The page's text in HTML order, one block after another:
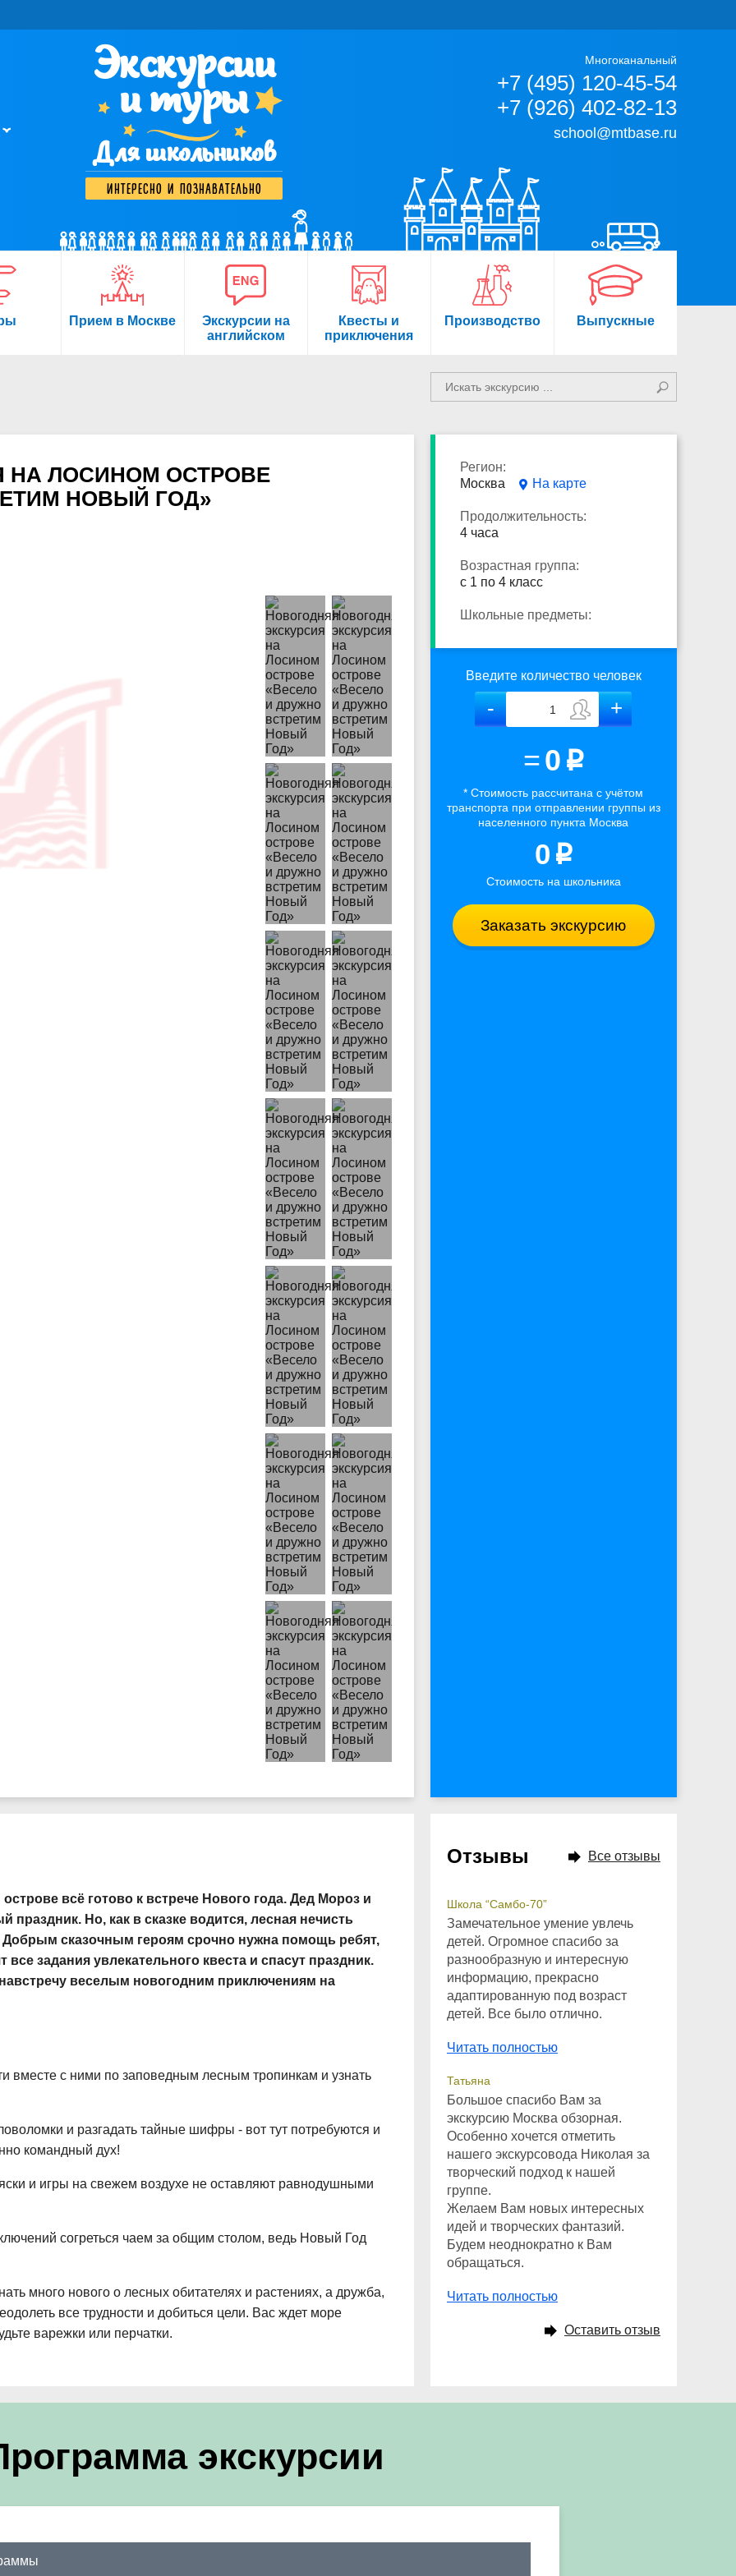
Экскурсии
и туры
Для школьников
интересно и познавательно
Многоканальный
+7 (495) 120-45-54
+7 (926) 402-82-13
school@mtbase.ru
Прием в Москве
Экскурсии на
английском
Квесты и
приключения
Производство Выпускные
НА ЛОСИНОМ ОСТРОВЕ
НОВЫЙ ГОД»
Регион:
Москва
На карте
Продолжительность:
4 часа
Возрастная группа:
с 1 по 4 класс
Школьные предметы:
Введите количество человек
=0 p
* Стоимость рассчитанас учётом
транспорта при отправлении группы из
населенного пункта Москва
0 p
Стоимость на школьника
Заказать экскурсию
всё готово к встрече Нового года. Дед Мороз и
праздник. Но, как в сказке водится, лесная нечисть
Добрым сказочным героям срочно нужна помощь ребят,
задания увлекательного квеста и спасут праздник.
веселым новогодним приключениям на
вместе с ними по заповедным лесным тропинкам и узнать
и разгадать тайные шифры - вот тут потребуются и
командный дух!
и игры на свежем воздухе не оставляют равнодушными
согреться чаем за общим столом, ведь Новый Год
много нового о лесных обитателях и растениях, а дружба,
все трудности и добиться цели. Вас ждет море
варежки или перчатки.
Отзывы Все отзывы
Школа “Самбо-70”
Замечательное умение увлечь
детей. Огромное спасибо за
разнообразную и интересную
информацию, прекрасно
адаптированную под возраст
детей. Все было отлично.
Читать полностью
Татьяна
Большое спасибо Вам за
экскурсию Москва обзорная.
Особенно хочется отметить
нашего экскурсовода Николая за
творческий подход к нашей
группе.
Желаем Вам новых интересных
идей и творческих фантазий.
Будем неоднократно к Вам
обращаться.
Читать полностью
Оставить отзыв
экскурсии